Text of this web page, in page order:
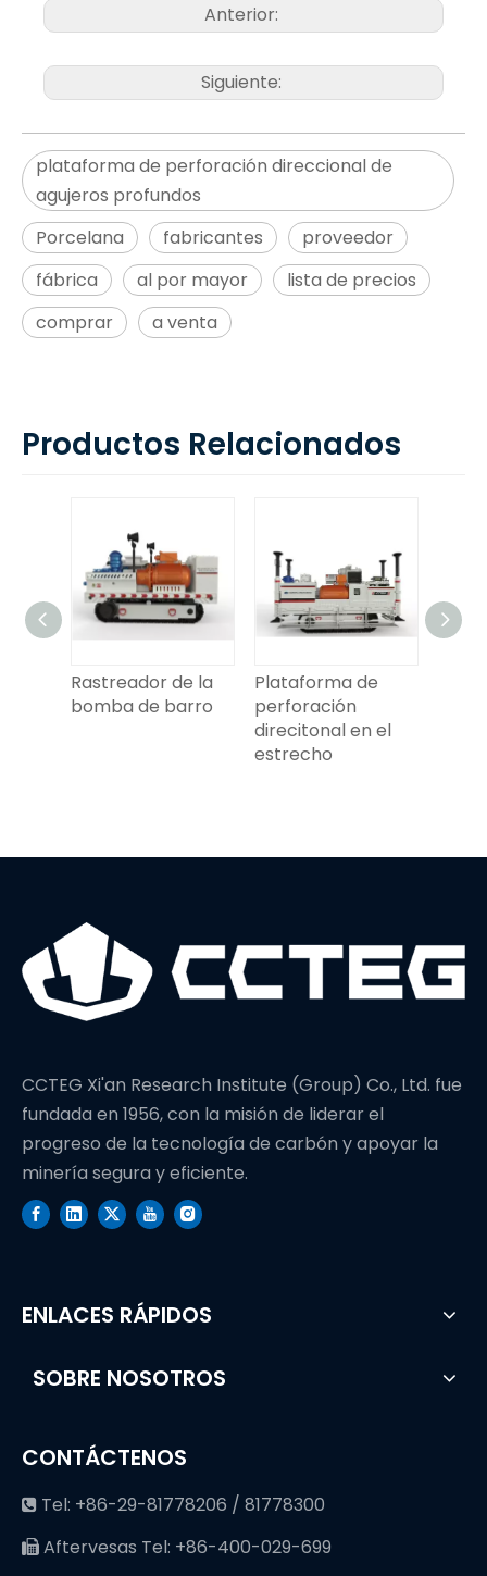
Anterior:
Siguiente:
plataforma de perforación direccional de
agujeros profundos
Porcelana
fabricantes
proveedor
fábrica
al por mayor
lista de precios
comprar
a venta
Productos Relacionados
Rastreador de la
bomba de barro
Plataforma de
perforación
direcitonal en el
estrecho
CCTEG Xi'an Research Institute (Group) Co., Ltd. fue
fundada en 1956, con la misión de liderar el
progreso de la tecnología de carbón y apoyar la
minería segura y eficiente.
ENLACES RÁPIDOS
SOBRE NOSOTROS
CONTÁCTENOS
 Tel: +86-29-81778206 / 81778300
 Aftervesas Tel: +86-400-029-699